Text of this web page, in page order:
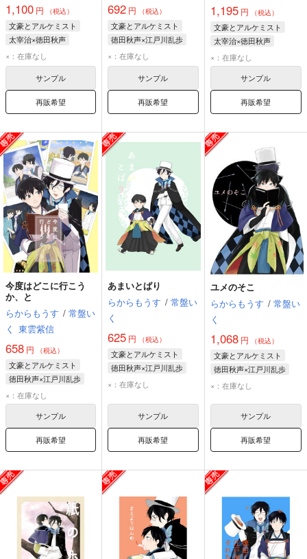
1,100 円 （税込）
文豪とアルケミスト
太宰治×徳田秋声
徳田秋声
×：在庫なし
サンプル
再販希望
692 円 （税込）
文豪とアルケミスト
徳田秋声×江戸川乱歩
徳田秋声
×：在庫なし
サンプル
再販希望
1,195円 （税込）
文豪とアルケミスト
太宰治×徳田秋声
太宰治
徳田秋声
×：在庫なし
サンプル
再販希望
今度はどこに行こう
か、と
らからもうす / 常盤い
く 東雲紫信
658 円 （税込）
文豪とアルケミスト
徳田秋声×江戸川乱歩
徳田秋声
×：在庫なし
サンプル
再販希望
あまいとばり
らからもうす / 常盤い
く
625 円 （税込）
文豪とアルケミスト
徳田秋声×江戸川乱歩
江戸川乱歩
×：在庫なし
サンプル
再販希望
ユメのそこ
らからもうす / 常盤い
く
1,068円 （税込）
文豪とアルケミスト
徳田秋声×江戸川乱歩
江戸川乱歩
×：在庫なし
サンプル
再販希望